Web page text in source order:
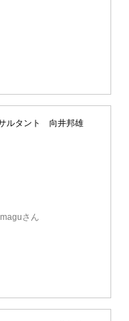
ルタント 向井邦雄
さん